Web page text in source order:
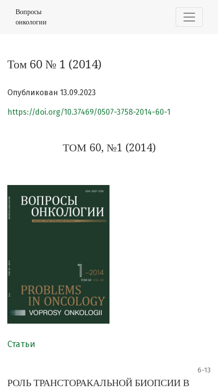
Вопросы
онкологии
Том 60 № 1 (2014)
Опубликован 13.09.2023
https://doi.org/10.37469/0507-3758-2014-60-1
ТОМ 60, №1 (2014)
Статьи
6-13
РОЛЬ ТРАНСТОРАКАЛЬНОЙ БИОПСИИ В